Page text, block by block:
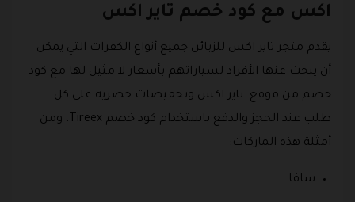
اكس مع كود خصم تاير اكس
يقدم متجر تاير اكس للزبائن جميع أنواع الكفرات التي يمكن
أن يبحث عنها الأفراد لسياراتهم بأسعار لا مثيل لها مع كود
خصم من موقع تاير اكس وتخفيضات حصرية على كل
طلب عند الحجز والدفع باستخدام كود خصم Tireex، ومن
أمثلة هذه الماركات:
سافا.